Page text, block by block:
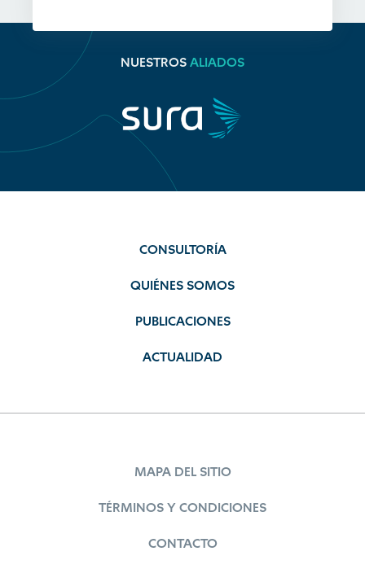
NUESTROS ALIADOS
CONSULTORÍA
QUIÉNES SOMOS
PUBLICACIONES
ACTUALIDAD
MAPA DEL SITIO
TÉRMINOS Y CONDICIONES
CONTACTO